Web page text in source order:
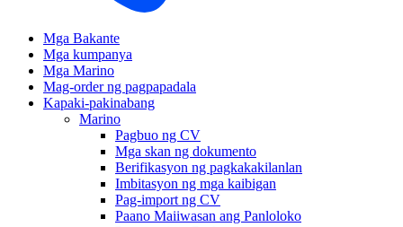
Mga Bakante
Mga kumpanya
Mga Marino
Mag-order ng pagpapadala
Kapaki-pakinabang
Marino
Pagbuo ng CV
Mga skan ng dokumento
Berifikasyon ng pagkakakilanlan
Imbitasyon ng mga kaibigan
Pag-import ng CV
Paano Maiiwasan ang Panloloko